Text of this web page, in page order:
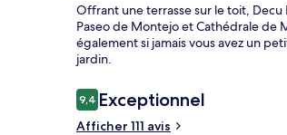
Offrant une terrasse sur le toit,
Paseo de Montejo et Cathédrale de
également si jamais vous avez un
jardin.
Avis
voyageurs
9,49,4 sur 10
Exceptionnel
Afficher 111 avis